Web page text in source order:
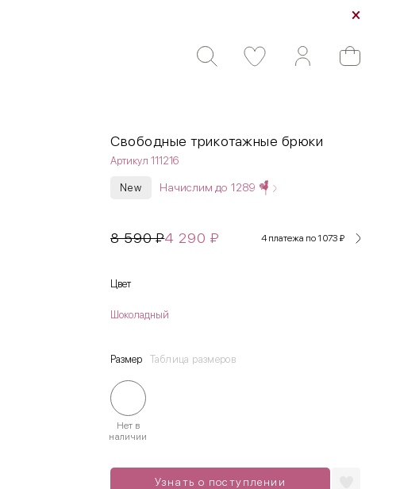
Свободные трикотажные брюки
Артикул 111216
New Начислим до 1289
8 590₽4 290 ₽ 4 платежа по 1 073 ₽
Цвет
Шоколадный
Размер Таблица размеров
Нет в
наличии
Узнать о поступлении